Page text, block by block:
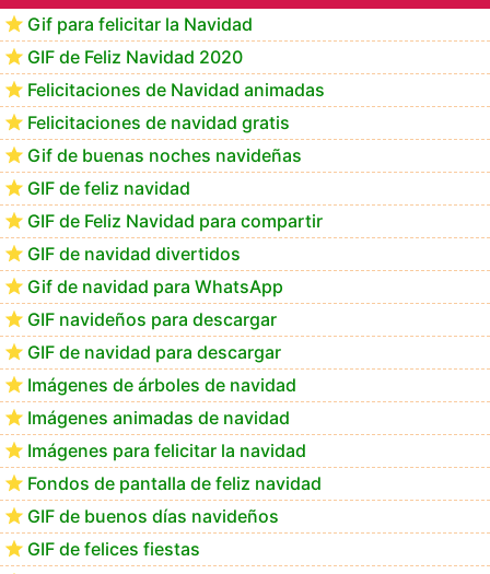
GIF navideños para descargar en el móvil
Gif para felicitar la Navidad
GIF de Feliz Navidad 2020
Felicitaciones de Navidad animadas
Felicitaciones de navidad gratis
Gif de buenas noches navideñas
GIF de feliz navidad
GIF de Feliz Navidad para compartir
GIF de navidad divertidos
Gif de navidad para WhatsApp
GIF navideños para descargar
GIF de navidad para descargar
Imágenes de árboles de navidad
Imágenes animadas de navidad
Imágenes para felicitar la navidad
Fondos de pantalla de feliz navidad
GIF de buenos días navideños
GIF de felices fiestas